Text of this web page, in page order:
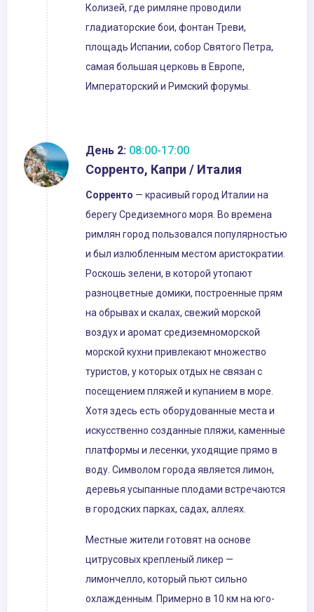
Колизей, где римляне проводили
гладиаторские бои, фонтан Треви,
площадь Испании, собор Святого Петра,
самая большая церковь в Европе,
Императорский и Римский форумы.
День 2: 08:00-17:00
Сорренто, Капри / Италия
Сорренто — красивый город Италии на
берегу Средиземного моря. Во времена
римлян город пользовался популярностью
и был излюбленным местом аристократии.
Роскошь зелени, в которой утопают
разноцветные домики, построенные прям
на обрывах и скалах, свежий морской
воздух и аромат средиземноморской
морской кухни привлекают множество
туристов, у которых отдых не связан с
посещением пляжей и купанием в море.
Хотя здесь есть оборудованные места и
искусственно созданные пляжи, каменные
платформы и лесенки, уходящие прямо в
воду. Символом города является лимон,
деревья усыпанные плодами встречаются
в городских парках, садах, аллеях.
Местные жители готовят на основе
цитрусовых крепленый ликер —
лимончелло, который пьют сильно
охлажденным. Примерно в 10 км на юго-